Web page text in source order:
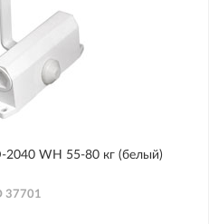
2040 WH 55-80 кг (белый)
37701